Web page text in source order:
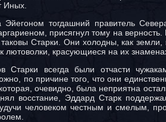
Иных.
тогдашний правитель
присягнул тому на
Старки. Они холодны, как
лютоволки, красующиеся на их
Старки всегда были отчасти
по причине того, что они
очевидно, была неприятна
восстание, Эддард Старк
человеком честным и смелым,